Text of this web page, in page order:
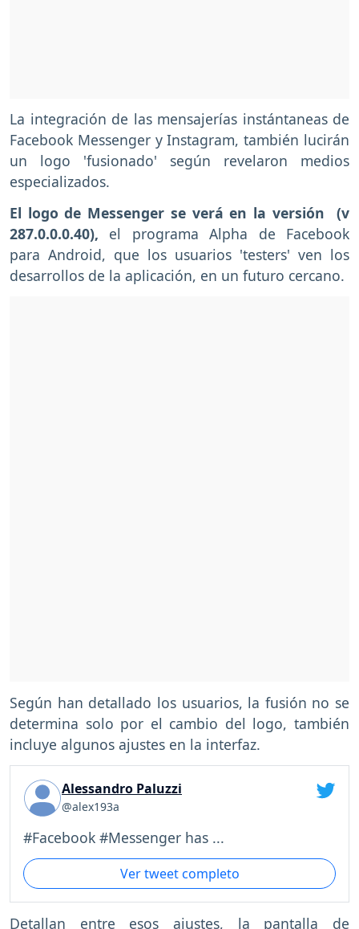
La integración de las mensajerías instántaneas de
Facebook Messenger y Instagram, también lucirán
un logo 'fusionado' según revelaron medios
especializados.
El logo de Messenger se verá en la versión (v
287.0.0.0.40), el programa Alpha de Facebook
para Android, que los usuarios 'testers' ven los
desarrollos de la aplicación, en un futuro cercano.
Según han detallado los usuarios, la fusión no se
determina solo por el cambio del logo, también
incluye algunos ajustes en la interfaz.
Alessandro Paluzzi
@alex193a
#Facebook #Messenger has ...
Ver tweet completo
Detallan entre esos ajustes, la pantalla de